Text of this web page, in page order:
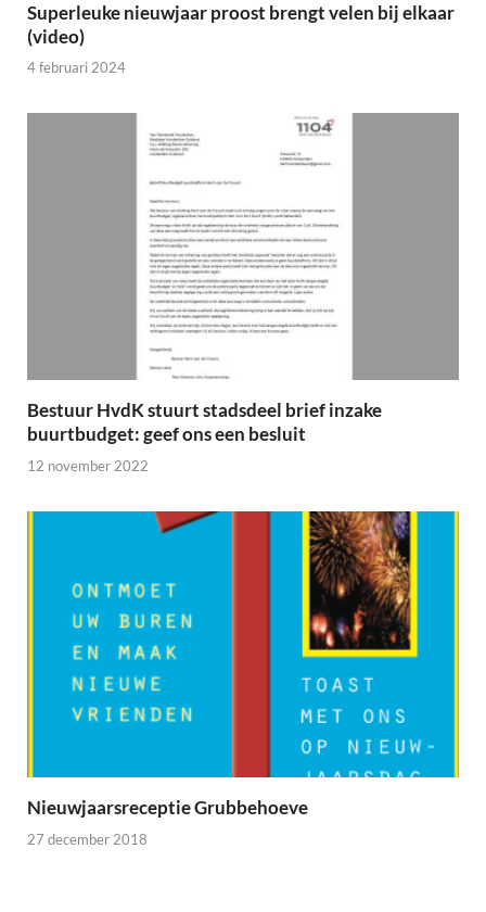
Superleuke nieuwjaar proost brengt velen bij elkaar
(video)
4 februari 2024
Bestuur HvdK stuurt stadsdeel brief inzake
buurtbudget: geef ons een besluit
12 november 2022
Nieuwjaarsreceptie Grubbehoeve
27 december 2018